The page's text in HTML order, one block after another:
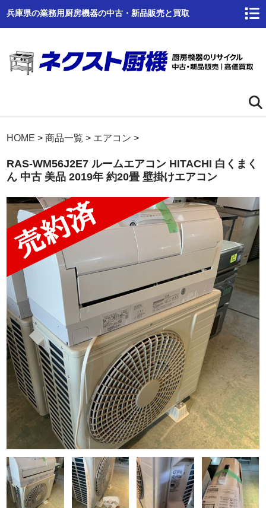
兵庫県の業務用厨房機器の中古・新品販売と買取
ホーム
ネクスト厨機とは
高価買取
商品倉庫
Q&A
事業案内
ブログ
お問い合わせ
HOME >商品一覧 > エアコン >
RAS-WM56J2E7 ルームエアコン HITACHI 白くまく
ん 中古 美品 2019年 約20畳 壁掛けエアコン